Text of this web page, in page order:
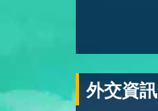
外交資訊